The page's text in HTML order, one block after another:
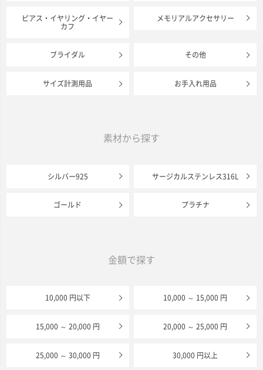
ピアス・イヤリング・イヤー
カフ
メモリアルアクセサリー
ブライダル その他
サイズ計測用品 お手入れ用品
素材から探す
シルバー925 サージカルステンレス316L
ゴールド プラチナ
金額で探す
10,000 円以下 10,000 ～ 15,000 円
15,000 ～ 20,000 円 20,000 ～ 25,000 円
25,000 ～ 30,000 円 30,000 円以上